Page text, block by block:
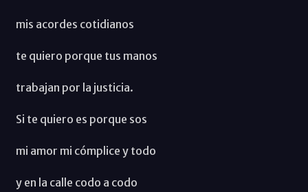
mis acordes cotidianos
te quiero porque tus manos
trabajan por la justicia.
Si te quiero es porque sos
mi amor mi cómplice y todo
y en la calle codo a codo